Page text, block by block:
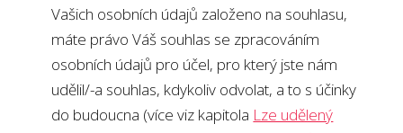
Vašich osobních údajů založeno na souhlasu,
máte právo Váš souhlas se zpracováním
osobních údajů pro účel, pro který jste nám
udělil/-a souhlas, kdykoliv odvolat, a to s účinky
do budoucna (více viz kapitola Lze udělený